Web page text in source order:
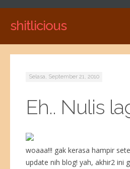
shitlicious
Selasa, September 21, 2010
Eh.. Nulis
woaaa!!! gak kerasa hampir
update nih blog! yah, akhir2 ini